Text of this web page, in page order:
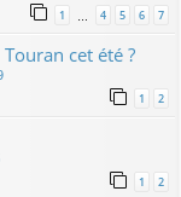
1 4 5 6 7
cet été ?
1 2
1 2